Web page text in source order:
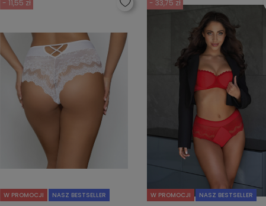
- 11,55 zł
W PROMOCJI NASZ BESTSELLER
- 33,75 zł
W PROMOCJI NASZ BESTSELLER